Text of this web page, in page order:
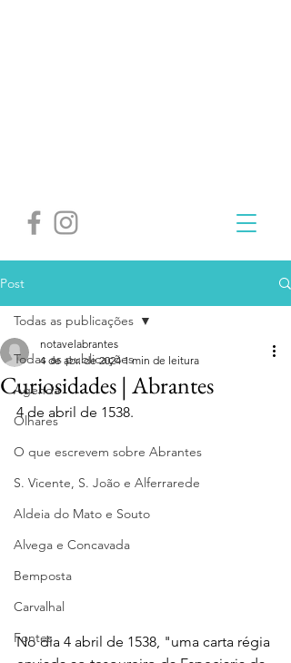
Post
Todas as publicações
Agenda
Olhares
O que escrevem sobre Abrantes
S. Vicente, S. João e Alferrarede
Aldeia do Mato e Souto
Alvega e Concavada
Bemposta
Carvalhal
Fontes
Todas as publicações
Curiosidades | Abrantes
notavelabrantes
4 de abr. de 2024 1 min de leitura
4 de abril de 1538.
No dia 4 abril de 1538, "uma carta régia